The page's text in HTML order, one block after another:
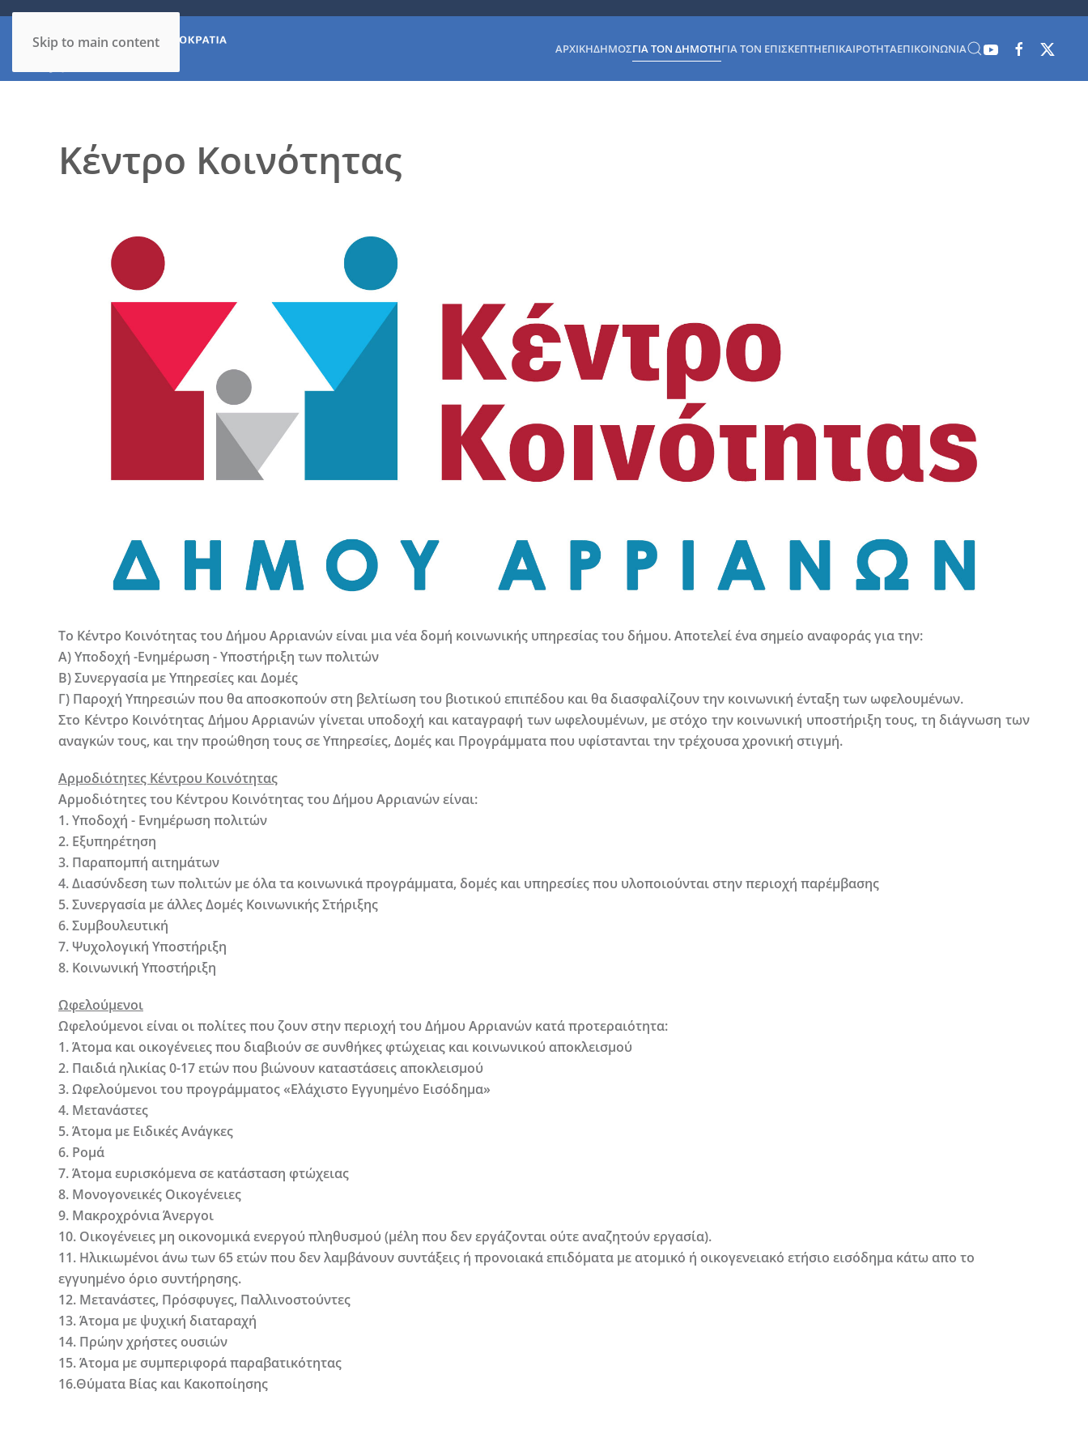
Skip to main content ΑΡΧΙΚΉΔΉΜΟΣΓΙΑ ΤΟΝ ΔΗΜΌΤΗΓΙΑ ΤΟΝ ΕΠΙΣΚΈΠΤΗΕΠΙΚΑΙΡΌΤΗΤΑΕΠΙΚΟΙΝΩΝΊΑ
Κέντρο Κοινότητας
Το Κέντρο Κοινότητας του Δήμου Αρριανών είναι μια νέα δομή κοινωνικής υπηρεσίας του δήμου. Αποτελεί ένα σημείο αναφοράς για την:
Α) Υποδοχή -Ενημέρωση - Υποστήριξη των πολιτών
Β) Συνεργασία με Υπηρεσίες και Δομές
Γ) Παροχή Υπηρεσιών που θα αποσκοπούν στη βελτίωση του βιοτικού επιπέδου και θα διασφαλίζουν την κοινωνική ένταξη των ωφελουμένων.
Στο Κέντρο Κοινότητας Δήμου Αρριανών γίνεται υποδοχή και καταγραφή των ωφελουμένων, με στόχο την κοινωνική υποστήριξη τους, τη διάγνωση των
αναγκών τους, και την προώθηση τους σε Υπηρεσίες, Δομές και Προγράμματα που υφίστανται την τρέχουσα χρονική στιγμή.
Αρμοδιότητες Κέντρου Κοινότητας
Αρμοδιότητες του Κέντρου Κοινότητας του Δήμου Αρριανών είναι:
1. Υποδοχή - Ενημέρωση πολιτών
2. Εξυπηρέτηση
3. Παραπομπή αιτημάτων
4. Διασύνδεση των πολιτών με όλα τα κοινωνικά προγράμματα, δομές και υπηρεσίες που υλοποιούνται στην περιοχή παρέμβασης
5. Συνεργασία με άλλες Δομές Κοινωνικής Στήριξης
6. Συμβουλευτική
7. Ψυχολογική Υποστήριξη
8. Κοινωνική Υποστήριξη
Ωφελούμενοι
Ωφελούμενοι είναι οι πολίτες που ζουν στην περιοχή του Δήμου Αρριανών κατά προτεραιότητα:
1. Άτομα και οικογένειες που διαβιούν σε συνθήκες φτώχειας και κοινωνικού αποκλεισμού
2. Παιδιά ηλικίας 0-17 ετών που βιώνουν καταστάσεις αποκλεισμού
3. Ωφελούμενοι του προγράμματος «Ελάχιστο Εγγυημένο Εισόδημα»
4. Μετανάστες
5. Άτομα με Ειδικές Ανάγκες
6. Ρομά
7. Άτομα ευρισκόμενα σε κατάσταση φτώχειας
8. Μονογονεικές Οικογένειες
9. Μακροχρόνια Άνεργοι
10. Οικογένειες μη οικονομικά ενεργού πληθυσμού (μέλη που δεν εργάζονται ούτε αναζητούν εργασία).
11. Ηλικιωμένοι άνω των 65 ετών που δεν λαμβάνουν συντάξεις ή προνοιακά επιδόματα με ατομικό ή οικογενειακό ετήσιο εισόδημα κάτω απο το
εγγυημένο όριο συντήρησης.
12. Μετανάστες, Πρόσφυγες, Παλλινοστούντες
13. Άτομα με ψυχική διαταραχή
14. Πρώην χρήστες ουσιών
15. Άτομα με συμπεριφορά παραβατικότητας
16.Θύματα Βίας και Κακοποίησης